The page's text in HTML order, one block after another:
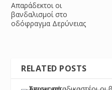
Απαράδεκτοι οι
βανδαλισμοί στο
οδόφραγμα Δερύνειας
RELATED POSTS